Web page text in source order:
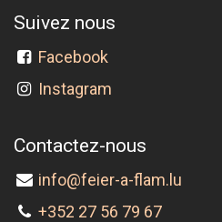
Suivez nous
Facebook
Instagram
Contactez-nous
info@feier-a-flam.lu
+352 27 56 79 67